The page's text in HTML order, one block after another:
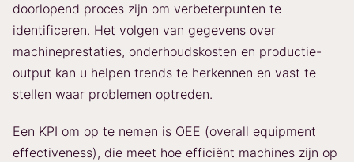
doorlopend proces zijn om verbeterpunten te
identificeren. Het volgen van gegevens over
machineprestaties, onderhoudskosten en productie-
output kan u helpen trends te herkennen en vast te
stellen waar problemen optreden.
Een KPI om op te nemen is OEE (overall equipment
effectiveness), die meet hoe efficiënt machines zijn op